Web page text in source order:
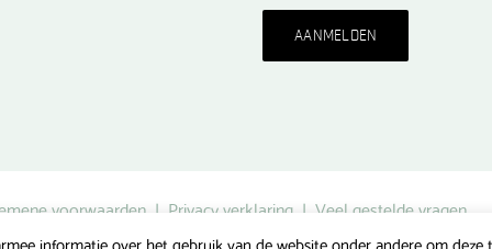
voorwaarden | Privacy verklaring | Veel gestelde vragen